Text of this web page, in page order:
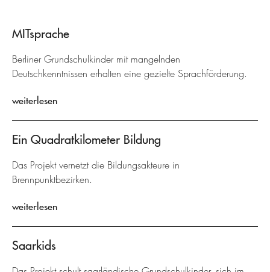
MITsprache
Berliner Grundschulkinder mit mangelnden
Deutschkenntnissen erhalten eine gezielte Sprachförderung.
weiterlesen
Ein Quadratkilometer Bildung
Das Projekt vernetzt die Bildungsakteure in
Brennpunktbezirken.
weiterlesen
Saarkids